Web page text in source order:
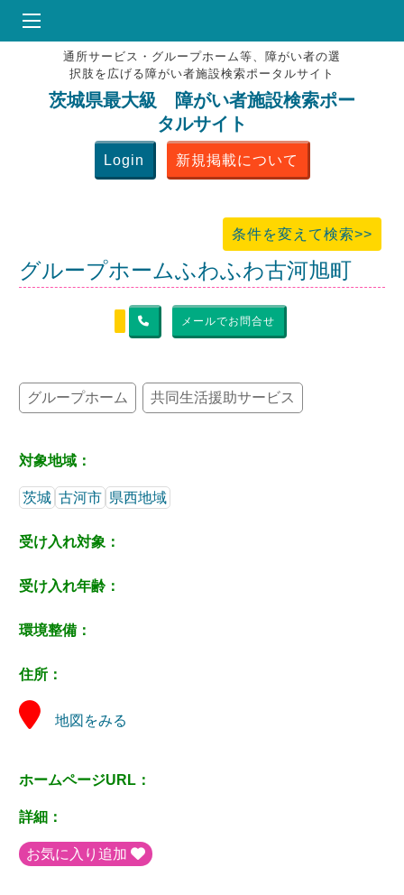
HOME
♥お気にりブックマーク
掲載会員MENU
よくある質問
通所サービス・グループホーム等、障がい者の選
択肢を広げる障がい者施設検索ポータルサイト
茨城県最大級 障がい者施設検索ポー
タルサイト
Login 新規掲載について
条件を変えて検索>>
グループホームふわふわ古河旭町
メールでお問合せ
グループホーム 共同生活援助サービス
対象地域：
茨城 古河市 県西地域
受け入れ対象：
受け入れ年齢：
環境整備：
住所：
地図をみる
ホームページURL：
詳細：
お気に入り追加